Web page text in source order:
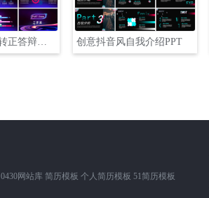
创意抖音风自我介绍PPT
0430网站库 简历模板 个人简历模板 51简历模板